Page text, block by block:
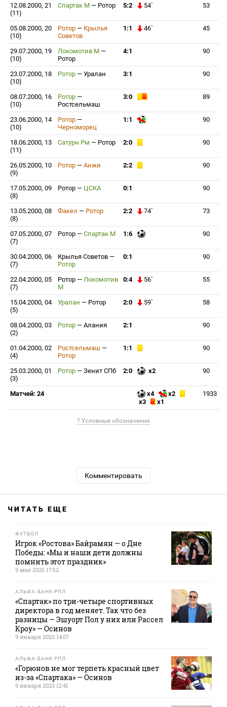
12.08.2000, 21
(11)
Спартак М — Ротор 5:2 54` 53
05.08.2000, 20
(10)
Ротор — Крылья
Советов
1:1 46` 45
29.07.2000, 19
(10)
Локомотив М —
Ротор
4:1 90
23.07.2000, 18
(10)
Ротор — Уралан 3:1 90
08.07.2000, 16
(10)
Ротор —
Ростсельмаш
3:0 89
23.06.2000, 14
(10)
Ротор —
Черноморец
1:1 90
18.06.2000, 13
(11)
Сатурн Рм — Ротор 2:0 90
26.05.2000, 10
(9)
Ротор — Анжи 2:2 90
17.05.2000, 09
(8)
Ротор — ЦСКА 0:1 90
13.05.2000, 08
(8)
Факел — Ротор 2:2 74` 73
07.05.2000, 07
(7)
Ротор — Спартак М 1:6 90
30.04.2000, 06
(7)
Крылья Советов —
Ротор
0:1 90
22.04.2000, 05
(7)
Ротор — Локомотив
М
0:4 56` 55
15.04.2000, 04
(5)
Уралан — Ротор 2:0 59` 58
08.04.2000, 03
(2)
Ротор — Алания 2:1 90
01.04.2000, 02
(4)
Ростсельмаш —
Ротор
1:1 90
25.03.2000, 01
(3)
Ротор — Зенит СПб 2:0 x2 90
Матчей: 24 x4
x2
x3
x1
1933
? Условные обозначения
Комментировать
ЧИТАТЬ ЕЩЕ
ФУТБОЛ
Игрок «Ростова» Байрамян — о Дне
Победы: «Мы и наши дети должны
помнить этот праздник»
9 мая 2025 17:52
АЛЬФА-БАНК РПЛ
«Спартак» по три-четыре спортивных
директора в год меняет. Так что без
разницы — Эшуорт Пол у них или Рассел
Кроу» — Осинов
9 января 2023 14:07
АЛЬФА-БАНК РПЛ
«Горюнов не мог терпеть красный цвет
из-за «Спартака» — Осинов
9 января 2023 12:41